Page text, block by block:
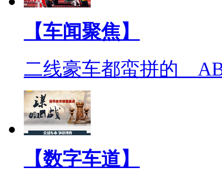
【车闻聚焦】
二线豪车都蛮拼的
【数字车道】